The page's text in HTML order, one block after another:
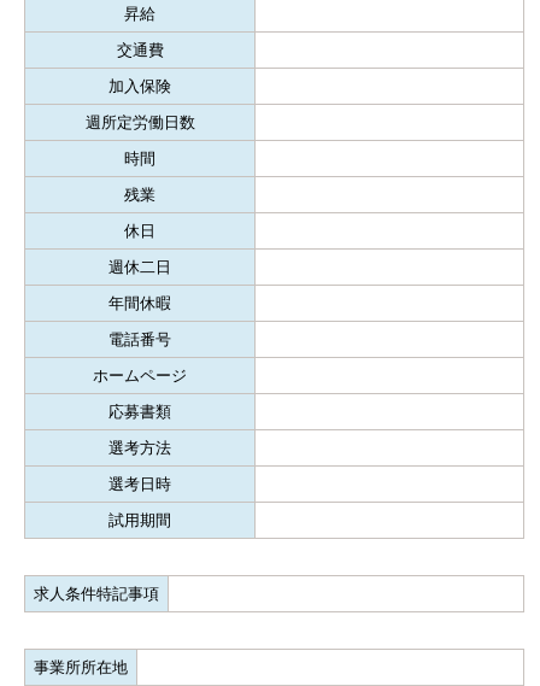
昇給
交通費
加入保険
週所定労働日数
時間
残業
休日
週休二日
年間休暇
電話番号
ホームページ
応募書類
選考方法
選考日時
試用期間
求人条件特記事項
事業所所在地